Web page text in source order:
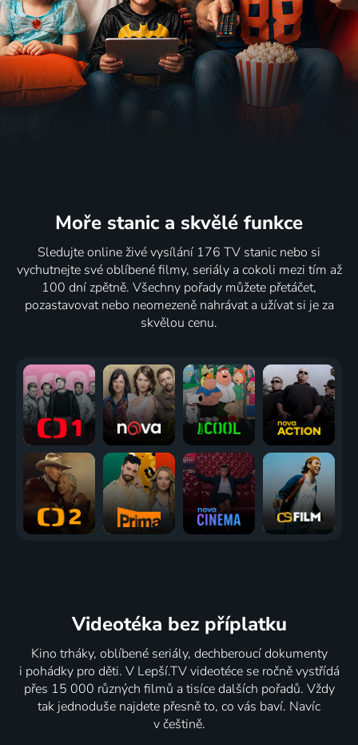
Moře stanic a skvělé funkce
Sledujte online živé vysílání 176 TV stanic nebo si
vychutnejte své oblíbené filmy, seriály a cokoli mezi tím až
100 dní zpětně. Všechny pořady můžete přetáčet,
pozastavovat nebo neomezeně nahrávat a užívat si je za
skvělou cenu.
Videotéka bez příplatku
Kino trháky, oblíbené seriály, dechberoucí dokumenty
i pohádky pro děti. V Lepší.TV videotéce se ročně vystřídá
přes 15 000 různých filmů a tisíce dalších pořadů. Vždy
tak jednoduše najdete přesně to, co vás baví. Navíc
v češtině.